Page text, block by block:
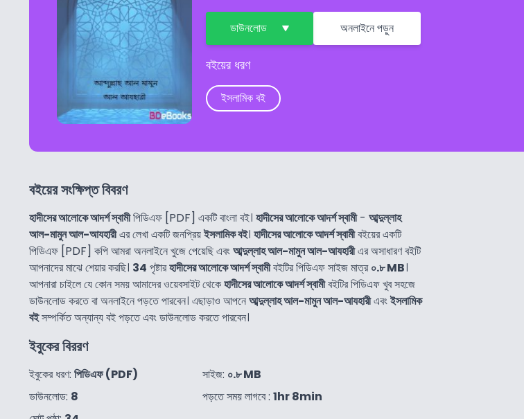
ডাউনলোড অনলাইনে পড়ুন
বইয়ের ধরণ
ইসলামিক বই
বইয়ের সংক্ষিপ্ত বিবরণ
হাদীসের আলোকে আদর্শ স্বামীপিডিএফ [PDF] একটি বাংলা বই। হাদীসের আলোকে আদর্শ স্বামী- আব্দুল্লাহ
আল-মামুন আল-আযহারীএর লেখা একটি জনপ্রিয়ইসলামিক বই। হাদীসের আলোকে আদর্শ স্বামীবইয়ের একটি
পিডিএফ [PDF] কপি আমরা অনলাইনে খুজে পেয়েছি এবংআব্দুল্লাহ আল-মামুন আল-আযহারীএর অসাধারণ বইটি
আপনাদের মাঝে শেয়ার করছি। 34 পৃষ্টারহাদীসের আলোকে আদর্শ স্বামীবইটির পিডিএফ সাইজ মাত্র০.৮ MB।
আপনারা চাইলে যে কোন সময় আমাদের ওয়েবসাইট থেকেহাদীসের আলোকে আদর্শ স্বামীবইটির পিডিএফ খুব সহজে
ডাউনলোড করতে বা অনলাইনে পড়তে পারবেন। এছাড়াও আপনেআব্দুল্লাহ আল-মামুন আল-আযহারীএবংইসলামিক
বইসম্পর্কিত অন্যান্য বই পড়তে এবং ডাউনলোড করতে পারবেন।
ইবুকের বিররণ
ইবুকের ধরণ: পিডিএফ (PDF)
ডাউনলোড: 8
সাইজ: ০.৮ MB
পড়তে সময় লাগবে : 1hr 8min